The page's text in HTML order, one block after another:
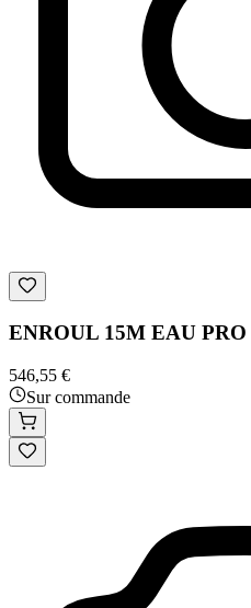
ENROUL 15M EAU
546,55 €
Sur commande